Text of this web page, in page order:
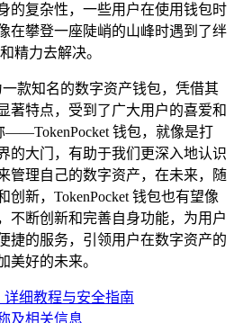
的复杂性，一些用户在使用钱包时
在攀登一座陡峭的山峰时遇到了绊
精力去解决。
一款知名的数字资产钱包，凭借其
著特点，受到了广大用户的喜爱和
——TokenPocket 钱包，就像是打
的大门，有助于我们更深入地认识
管理自己的数字资产，在未来，随
新，TokenPocket 钱包也有望像
不断创新和完善自身功能，为用户
捷的服务，引领用户在数字资产的
美好的未来。
细教程与安全指南
及相关信息